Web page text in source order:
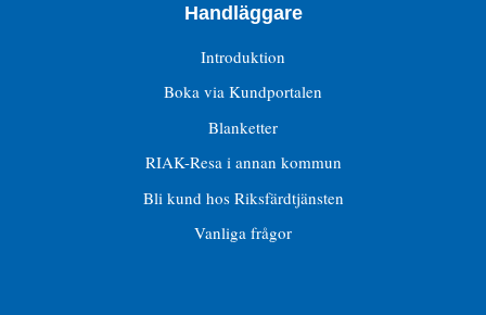
Handläggare
Introduktion
Boka via Kundportalen
Blanketter
RIAK-Resa i annan kommun
Bli kund hos Riksfärdtjänsten
Vanliga frågor